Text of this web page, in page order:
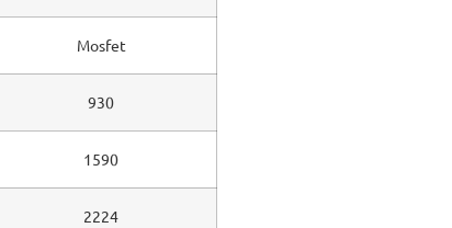
Mosfet
930
1590
2224